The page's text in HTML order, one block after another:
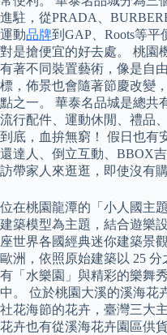
進駐，從PRADA、
運動品牌到GAP、Roots等
對是搶便宜的好去處。 桃園
有著不同裝置藝術，像是自
標，佈景也會隨著節慶改變
點之一。 華泰名品城是總共
流行配件、運動休閒、禮品
到底，血拚無窮！ 假日也有
還達人、倒立互動、BBOX
訪帶家人來逛逛，即使沒有
位在桃園龍潭的「小人國主
建築模型為主題，結合遊樂
座世界各國經典迷你建築景
歐洲，依照原始建築以 25
有「水樂園」與精彩的樂舞
中。 位於桃園大溪的溪海花
社花海節的花卉，臺灣三大
花卉也有從溪海花卉園區供